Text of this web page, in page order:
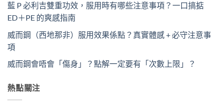
藍 P 必利吉雙重功效，服用時有哪些注意事項？一口搞掂
ED＋PE 的爽感指南
威而鋼（西地那非）服用效果係點？真實體感 + 必守注意事
項
威而鋼會唔會「傷身」？點解一定要有「次數上限」？
熱點關注